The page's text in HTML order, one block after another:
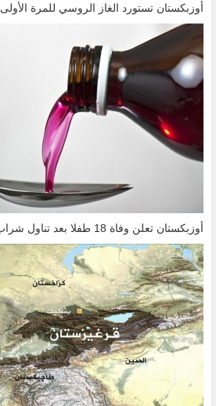
أوزبكستان تستورد الغاز الروسي للمرة الأولى
أوزبكستان تعلن وفاة 18 طفلا بعد تناول شراب طبي وتكشف عن مصدره